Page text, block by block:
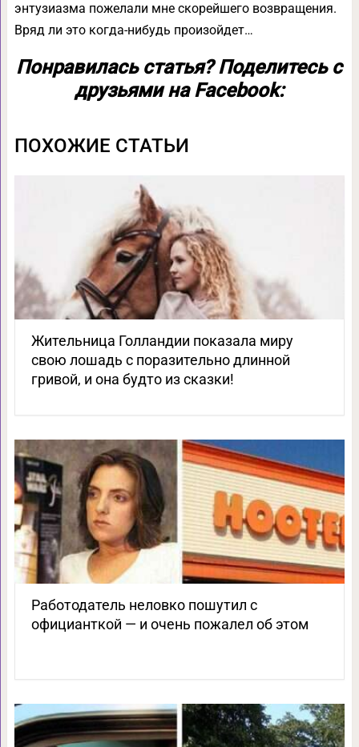
энтузиазма пожелали мне скорейшего возвращения.
Вряд ли это когда-нибудь произойдет…
Понравилась статья? Поделитесь с
друзьями на Facebook:
ПОХОЖИЕ СТАТЬИ
Жительница Голландии показала миру
свою лошадь с поразительно длинной
гривой, и она будто из сказки!
Работодатель неловко пошутил с
официанткой — и очень пожалел об этом